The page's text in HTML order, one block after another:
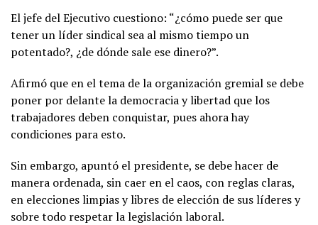
El jefe del Ejecutivo cuestiono: “¿cómo puede ser que
tener un líder sindical sea al mismo tiempo un
potentado?, ¿de dónde sale ese dinero?”.
Afirmó que en el tema de la organización gremial se debe
poner por delante la democracia y libertad que los
trabajadores deben conquistar, pues ahora hay
condiciones para esto.
Sin embargo, apuntó el presidente, se debe hacer de
manera ordenada, sin caer en el caos, con reglas claras,
en elecciones limpias y libres de elección de sus líderes y
sobre todo respetar la legislación laboral.